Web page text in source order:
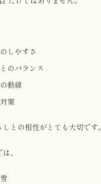
しやすさ
のバランス
動線
策
との相性がとても大切です。
、